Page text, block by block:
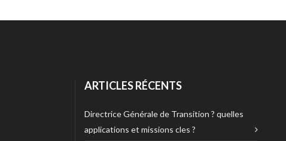
ARTICLES RÉCENTS
Directrice Générale de Transition ? quelles
applications et missions cles ?